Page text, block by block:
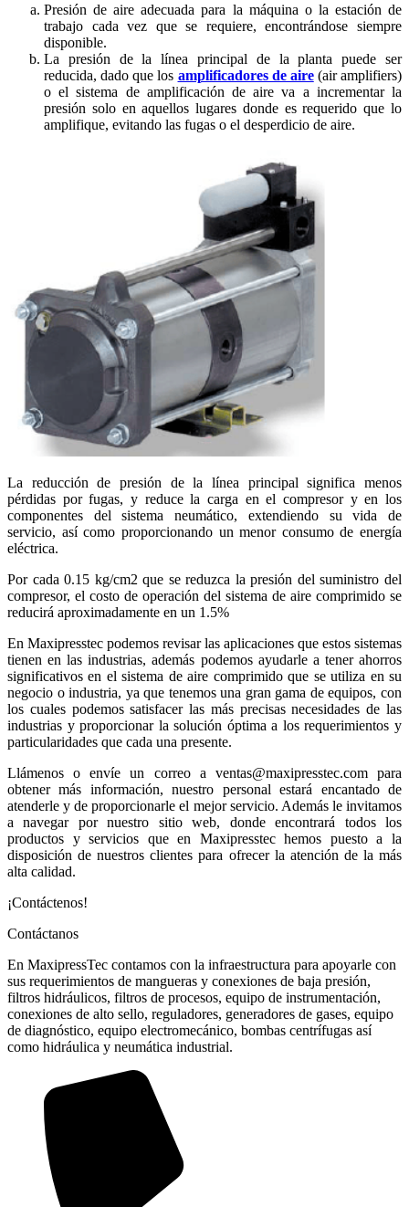
Presión de aire adecuada para la máquina o la estación de
trabajo cada vez que se requiere, encontrándose siempre
disponible.
La presión de la línea principal de la planta puede ser
reducida, dado que los amplificadores de aire(air amplifiers)
o el sistema de amplificación de aire va a incrementar la
presión solo en aquellos lugares donde es requerido que lo
amplifique, evitando las fugas o el desperdicio de aire.
La reducción de presión de la línea principal significa menos
pérdidas por fugas, y reduce la carga en el compresor y en los
componentes del sistema neumático, extendiendo su vida de
servicio, así como proporcionando un menor consumo de energía
eléctrica.
Por cada 0.15 kg/cm2 que se reduzca la presión del suministro del
compresor, el costo de operación del sistema de aire comprimido se
reducirá aproximadamente en un 1.5%
En Maxipresstec podemos revisar las aplicaciones que estos sistemas
tienen en las industrias, además podemos ayudarle a tener ahorros
significativos en el sistema de aire comprimido que se utiliza en su
negocio o industria, ya que tenemos una gran gama de equipos, con
los cuales podemos satisfacer las más precisas necesidades de las
industrias y proporcionar la solución óptima a los requerimientos y
particularidades que cada una presente.
Llámenos o envíe un correo a ventas@maxipresstec.com para
obtener más información, nuestro personal estará encantado de
atenderle y de proporcionarle el mejor servicio. Además le invitamos
a navegar por nuestro sitio web, donde encontrará todos los
productos y servicios que en Maxipresstec hemos puesto a la
disposición de nuestros clientes para ofrecer la atención de la más
alta calidad.
¡Contáctenos!
Contáctanos
En MaxipressTec contamos con la infraestructura para apoyarle con
sus requerimientos de mangueras y conexiones de baja presión,
filtros hidráulicos, filtros de procesos, equipo de instrumentación,
conexiones de alto sello, reguladores, generadores de gases, equipo
de diagnóstico, equipo electromecánico, bombas centrífugas así
como hidráulica y neumática industrial.